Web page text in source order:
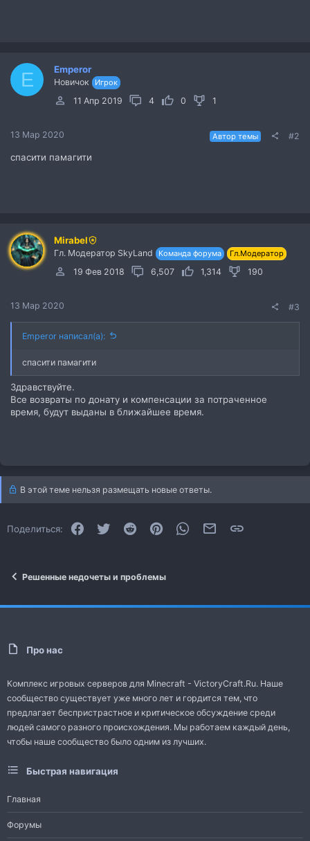
E Emperor
Новичок Игрок
11 Апр 2019 4 0 1
13 Мар 2020 Автор темы #2
спасити памагити
Mirabel
Гл. Модератор SkyLand Команда форума Гл.Модератор
19 Фев 2018 6,507 1,314 190
13 Мар 2020 #3
Emperor написал(а):
спасити памагити
Здравствуйте.
Все возвраты по донату и компенсации за потраченное
время, будут выданы в ближайшее время.
В этой теме нельзя размещать новые ответы.
Поделиться: FacebookTwitter Reddit PinterestWhatsAppЭлектронная почта
Решенные недочеты и проблемы
Про нас
Комплекс игровых серверов для Minecraft - VictoryCraft.Ru. Наше
сообщество существует уже много лет и гордится тем, что
предлагает беспристрастное и критическое обсуждение среди
людей самого разного происхождения. Мы работаем каждый день,
чтобы наше сообщество было одним из лучших.
Быстрая навигация
Главная
Форумы